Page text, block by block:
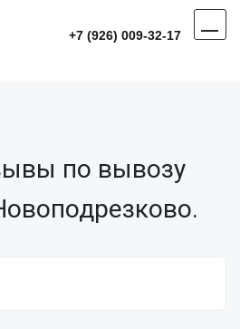
+7 (926) 009-32-17
по вывозу